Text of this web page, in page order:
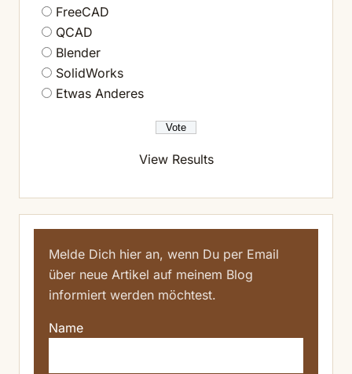
FreeCAD
QCAD
Blender
SolidWorks
Etwas Anderes
View Results
Melde Dich hier an, wenn Du per Email
über neue Artikel auf meinem Blog
informiert werden möchtest.
Name